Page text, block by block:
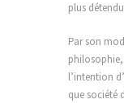
plus
Par son
philosophie,
l’intention
que société